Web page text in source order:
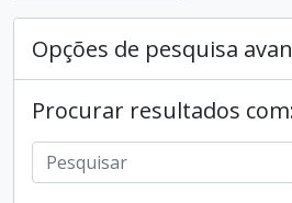
Opções de pesquisa
Procurar resultados